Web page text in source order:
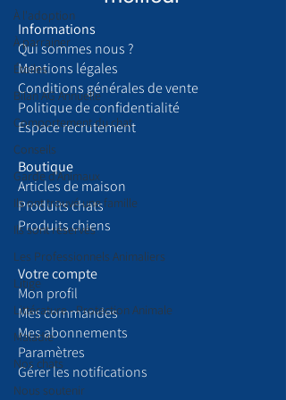
À l'adoption
À parrainer
Étoiles
Bilan AG Annuelle
Comportement du chat
Conseils
Garde d’Animaux
Ils ont trouvé une famille
Ils sont réservés
Les Professionnels Animaliers
Litige
Littérature - Protection Animale
Maladie
Nos chats
Nous soutenir
Informations
Qui sommes nous ?
​Mentions légales
Conditions générales de vente
Politique de confidentialité
Espace recrutement
Boutique
Articles de maison
Produits chats
Produits chiens
Votre compte
Mon profil
Mes commandes
Mes abonnements
Paramètres
Gérer les notifications